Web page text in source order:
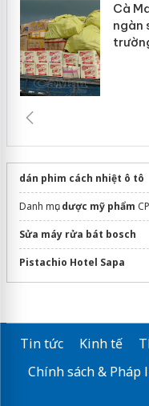
Cà
ngàn
dán phim cách nhiệt ô tô
Danh mụcdược mỹ phẩm
Sửa máy rửa bát bosch
Pistachio Hotel Sapa
Tin tức Kinh tế
Chính sách & Pháp